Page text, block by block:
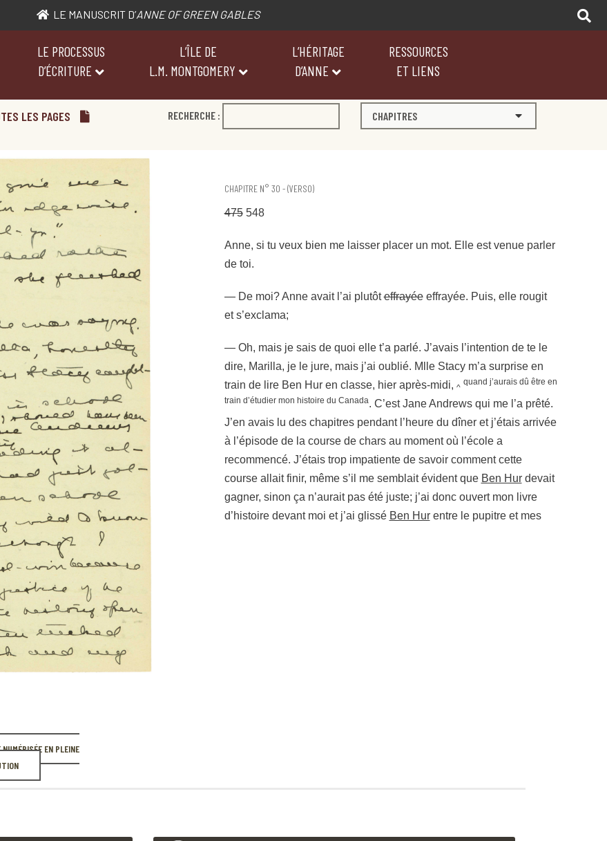
LE MANUSCRIT D’ANNE OF GREEN GABLES
LE PROCESSUS
D’ÉCRITURE
L’ÎLE DE
L.M. MONTGOMERY
L’HÉRITAGE
D’ANNE
RESSOURCES
ET LIENS
LES PAGES RECHERCHE : CHAPITRES
EN PLEINE
CHAPITRE N° 30 - (VERSO)
475548
Anne, si tu veux bien me laisser placer un mot. Elle est venue parler
de toi.
— De moi? Anne avait l’ai plutôteffrayéeeffrayée. Puis, elle rougit
et s’exclama;
— Oh, mais je sais de quoi elle t’a parlé. J’avais l’intention de te le
dire, Marilla, je le jure, mais j’ai oublié. Mlle Stacy m’a surprise en
train de lire Ben Hur en classe, hier après-midi, ^
quand j’aurais dû être en
train d’étudier mon histoire du Canada. C’est Jane Andrews qui me l’a prêté.
J’en avais lu des chapitres pendant l’heure du dîner et j’étais arrivée
à l’épisode de la course de chars au moment où l’école a
recommencé. J’étais trop impatiente de savoir comment cette
course allait finir, même s’il me semblait évident que Ben Hurdevait
gagner, sinon ça n’aurait pas été juste; j’ai donc ouvert mon livre
d’histoire devant moi et j’ai glissé Ben Hurentre le pupitre et mes